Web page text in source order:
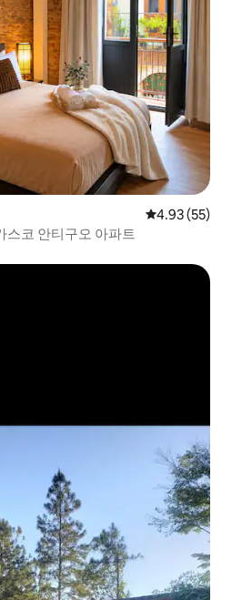
평점 4.93점(5
4.93 (55)
스코 안티구오 아파트